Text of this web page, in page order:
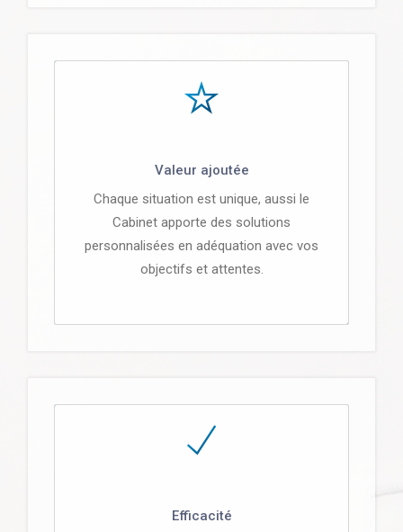
Valeur ajoutée
Chaque situation est unique, aussi le
Cabinet apporte des solutions
personnalisées en adéquation avec vos
objectifs et attentes.
Efficacité